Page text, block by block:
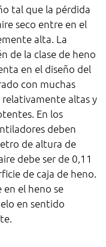
tal que la pérdida
seco entre en el
alta. La
de la clase de heno
en el diseño del
con muchas
altas y
En los
deben
de altura de
debe ser de 0,11
de caja de heno.
el heno se
en sentido